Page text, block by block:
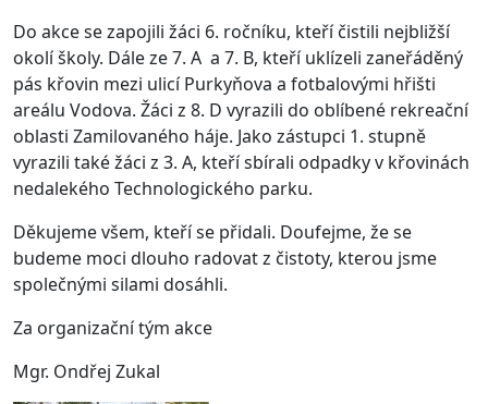
Do akce se zapojili žáci 6. ročníku, kteří čistili nejbližší
okolí školy. Dále ze 7. A a 7. B, kteří uklízeli zaneřáděný
pás křovin mezi ulicí Purkyňova a fotbalovými hřišti
areálu Vodova. Žáci z 8. D vyrazili do oblíbené rekreační
oblasti Zamilovaného háje. Jako zástupci 1. stupně
vyrazili také žáci z 3. A, kteří sbírali odpadky v křovinách
nedalekého Technologického parku.
Děkujeme všem, kteří se přidali. Doufejme, že se
budeme moci dlouho radovat z čistoty, kterou jsme
společnými silami dosáhli.
Za organizační tým akce
Mgr. Ondřej Zukal